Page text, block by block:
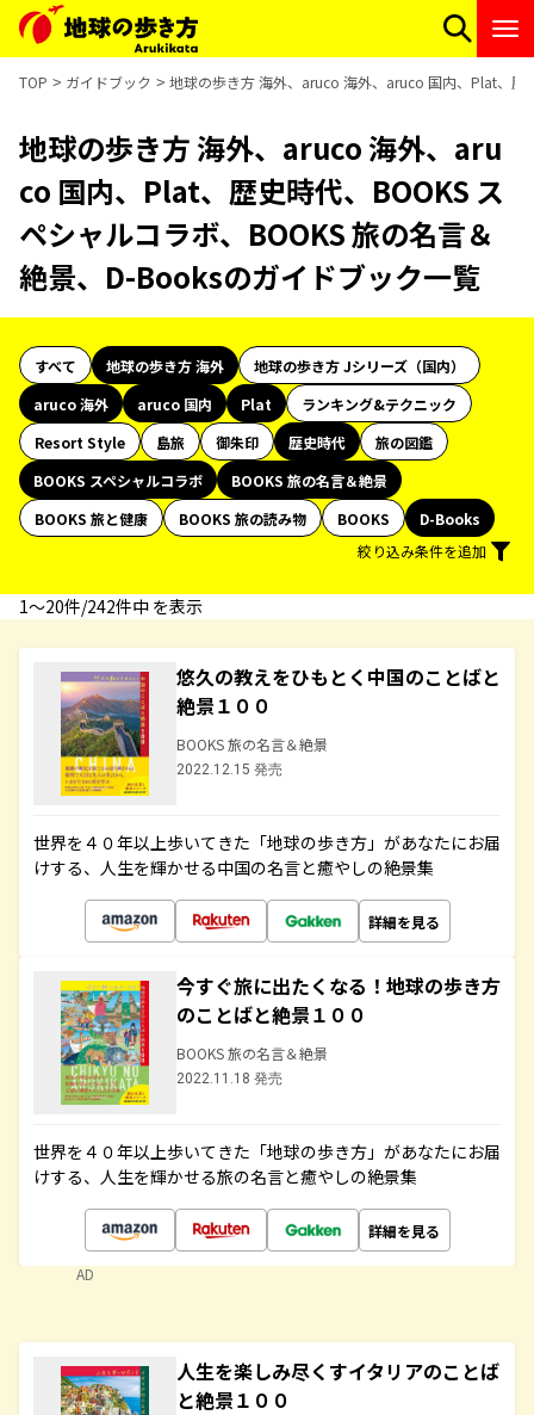
TOP ガイドブック 地球の歩き方 海外、aruco 海外、aruco 国内、Plat、歴
地球の歩き方 海外、aruco 海外、aru
co 国内、Plat、歴史時代、BOOKS ス
ペシャルコラボ、BOOKS 旅の名言＆
絶景、D-Booksのガイドブック一覧
すべて 地球の歩き方 海外
地球の歩き方 Jシリーズ（国内）
aruco 海外
aruco 国内 Plat
ランキング&テクニック
Resort Style
島旅 御朱印 歴史時代
旅の図鑑
BOOKS スペシャルコラボ
BOOKS 旅の名言＆絶景
BOOKS 旅と健康
BOOKS 旅の読み物 BOOKS
D-Books
絞り込み条件を追加
1〜20件/242件中 を表示
悠久の教えをひもとく中国のことばと
絶景１００
BOOKS 旅の名言＆絶景
2022.12.15 発売
世界を４０年以上歩いてきた「地球の歩き方」があなたにお届
けする、人生を輝かせる中国の名言と癒やしの絶景集
詳細を見る
今すぐ旅に出たくなる！地球の歩き方
のことばと絶景１００
BOOKS 旅の名言＆絶景
2022.11.18 発売
世界を４０年以上歩いてきた「地球の歩き方」があなたにお届
けする、人生を輝かせる旅の名言と癒やしの絶景集
詳細を見る
AD
人生を楽しみ尽くすイタリアのことば
と絶景１００